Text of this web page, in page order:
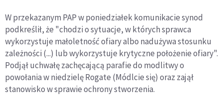
W przekazanym PAP w poniedziałek komunikacie synod
podkreślił, że "chodzi o sytuacje, w których sprawca
wykorzystuje małoletność ofiary albo nadużywa stosunku
zależności (...) lub wykorzystuje krytyczne położenie ofiary".
Podjął uchwałę zachęcającą parafie do modlitwy o
powołania w niedzielę Rogate (Módlcie się) oraz zajął
stanowisko w sprawie ochrony stworzenia.